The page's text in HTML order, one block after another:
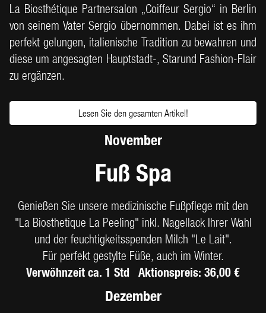
La Biosthétique Partnersalon „Coiffeur Sergio“ in Berlin
von seinem Vater Sergio übernommen. Dabei ist es ihm
perfekt gelungen, italienische Tradition zu bewahren und
diese um angesagten Hauptstadt-, Starund Fashion-Flair
zu ergänzen.
Lesen Sie den gesamten Artikel!
November
Fuß Spa
Genießen Sie unsere medizinische Fußpflege mit den
"La Biosthetique La Peeling" inkl. Nagellack Ihrer Wahl
und der feuchtigkeitsspenden Milch "Le Lait".
Für perfekt gestylte Füße, auch im Winter.
Verwöhnzeit ca. 1 Std Aktionspreis: 36,00 €
Dezember